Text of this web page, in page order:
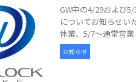
GW中の4/29および
についてお知らせい
休業、5/7～通常営
お知らせ